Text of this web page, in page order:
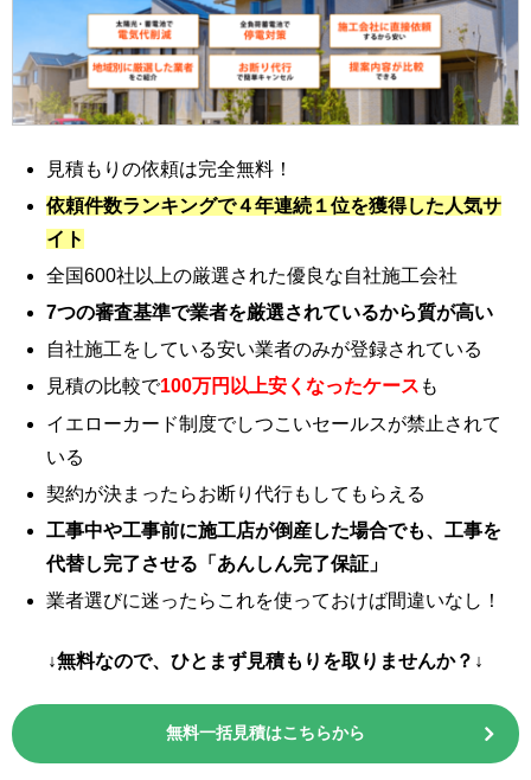
見積もりの依頼は完全無料！
依頼件数ランキングで４年連続１位を獲得した人気サ
イト
全国600社以上の厳選された優良な自社施工会社
7つの審査基準で業者を厳選されているから質が高い
自社施工をしている安い業者のみが登録されている
見積の比較で100万円以上安くなったケース も
イエローカード制度でしつこいセールスが禁止されて
いる
契約が決まったらお断り代行もしてもらえる
工事中や工事前に施工店が倒産した場合でも、工事を
代替し完了させる「あんしん完了保証」
業者選びに迷ったらこれを使っておけば間違いなし！
↓無料なので、ひとまず見積もりを取りませんか？↓
無料一括見積はこちらから